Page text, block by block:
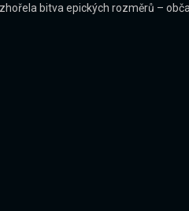
bitva epických rozměrů –